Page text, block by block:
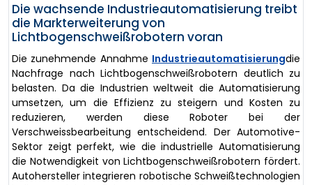
Die wachsende Industrieautomatisierung treibt
die Markterweiterung von
Lichtbogenschweißrobotern voran
Die zunehmende Annahme Industrieautomatisierungdie
Nachfrage nach Lichtbogenschweißrobotern deutlich zu
belasten. Da die Industrien weltweit die Automatisierung
umsetzen, um die Effizienz zu steigern und Kosten zu
reduzieren, werden diese Roboter bei der
Verschweissbearbeitung entscheidend. Der Automotive-
Sektor zeigt perfekt, wie die industrielle Automatisierung
die Notwendigkeit von Lichtbogenschweißrobotern fördert.
Autohersteller integrieren robotische Schweißtechnologien